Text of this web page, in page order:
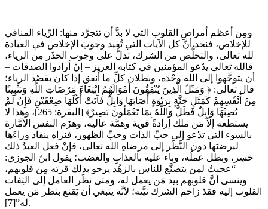
ومِن أعظم أمراضِ القلوب التي لا بدَّ أن تتجرَّد منها: الرِّياء المنافي
للإخلاص، فنجد أنَّ كل الآيات التي تُفيد وجوبَ الإخلاص في العبادة
لله تعالى، والتخلُّص من الشرك، تدلُّ على وجوب الحذَر مِن الرياء،
فالله تعالى يدْعو المؤمنين في كتابه العزيز – إنْ أرادوا الصدقات –
أن يتوجَّهوا إلى الله وحْدَه، وبطلان كلِّ ما أُنفق إذا كان بقصْد الرياء؛
قال تعالى: ﴿ وَمَثَلُ الَّذِينَ يُنْفِقُونَ أَمْوَالَهُمُ ابْتِغَاءَ مَرْضَاتِ اللَّهِ وَتَثْبِيتًا
مِنْ أَنْفُسِهِمْ كَمَثَلِ جَنَّةٍ بِرَبْوَةٍ أَصَابَهَا وَابِلٌ فَآتَتْ أُكُلَهَا ضِعْفَيْنِ فَإِنْ لَمْ
يُصِبْهَا وَابِلٌ فَطَلٌّ وَاللَّهُ بِمَا تَعْمَلُونَ بَصِيرٌ﴾ [البقرة: 265]، وهذا لا
يستطعه إلاَّ مَن ملك إرادةً قوية وهمَّة عالية، وهزَم النفس الأمَّارة
بالسوء التي تدْعو إلى حبِّ الذات وحبِّ الظهور، فنراه ينقاد وراءَها
ليرضيَها دون النَّظَر إلى مرضاةِ الله تعالى، فإنْ فعل العبدُ ذلك
خسِر، وبطل عملُه، وباء عليه بالعذابِ والغضب؛ يقول ابنُ الجوزي:
“عجبتُ لمن يتصنَّع للناس بالزهُد يرجو بذلك قربَه مِن قلوبهم،
وينسى أنَّ قلوبهم بيد مَن يعمل له، ومتى نظَر العامل إلى التِفات
القلوب إليه فقدْ زاحم الشرك نيَّته؛ لأنَّه ينبغي أن يَقنع بنظر مَن يعمل
له”[7].